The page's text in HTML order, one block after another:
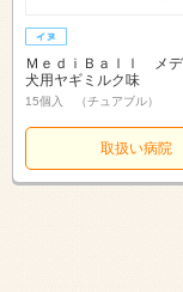
ＭｅｄｉＢａｌｌ メ
犬用ヤギミルク味
15個入 （チュアブル）
取扱い病院